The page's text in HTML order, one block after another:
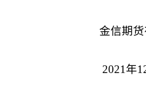
金信期货有
2021年12月